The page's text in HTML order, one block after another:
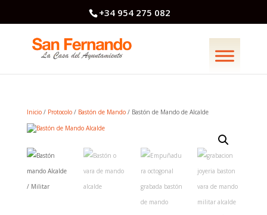
+34 954 275 082
Inicio/ Protocolo/ Bastón de Mando/ Bastón de Mando de Alcalde